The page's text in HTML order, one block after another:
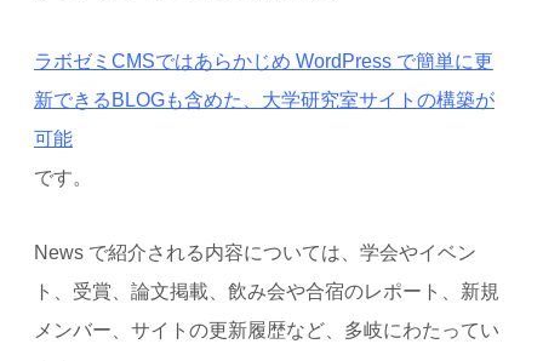
ラボゼミCMSではあらかじめ WordPress で簡単に更
新できるBLOGも含めた、大学研究室サイトの構築が
可能
です。
News で紹介される内容については、学会やイベン
ト、受賞、論文掲載、飲み会や合宿のレポート、新規
メンバー、サイトの更新履歴など、多岐にわたってい